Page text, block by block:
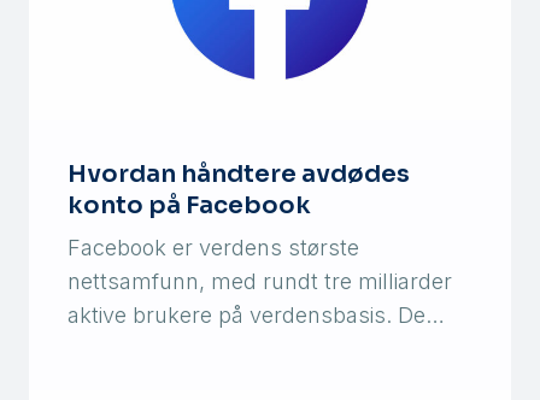
Hvordan håndtere avdødes
konto på Facebook
Facebook er verdens største
nettsamfunn, med rundt tre milliarder
aktive brukere på verdensbasis. De…